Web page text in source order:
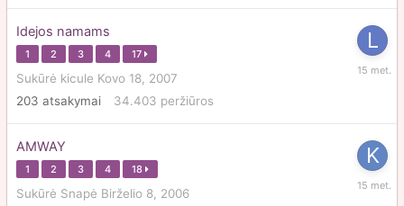
Idejos namams
1 2 3 4 17
Sukūrė kicule Kovo 18, 2007
203 atsakymai 34.403 peržiūros
Kovo
AMWAY
1 2 3 4 18
Sukūrė Snapė Birželio 8, 2006
Vasario